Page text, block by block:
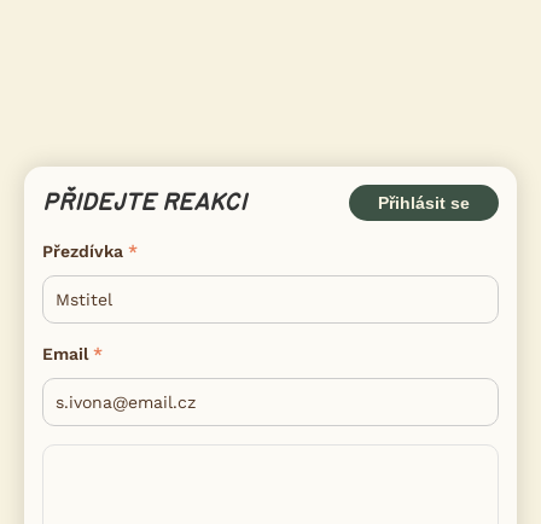
PŘIDEJTE REAKCI Přihlásit se
Přezdívka
Email